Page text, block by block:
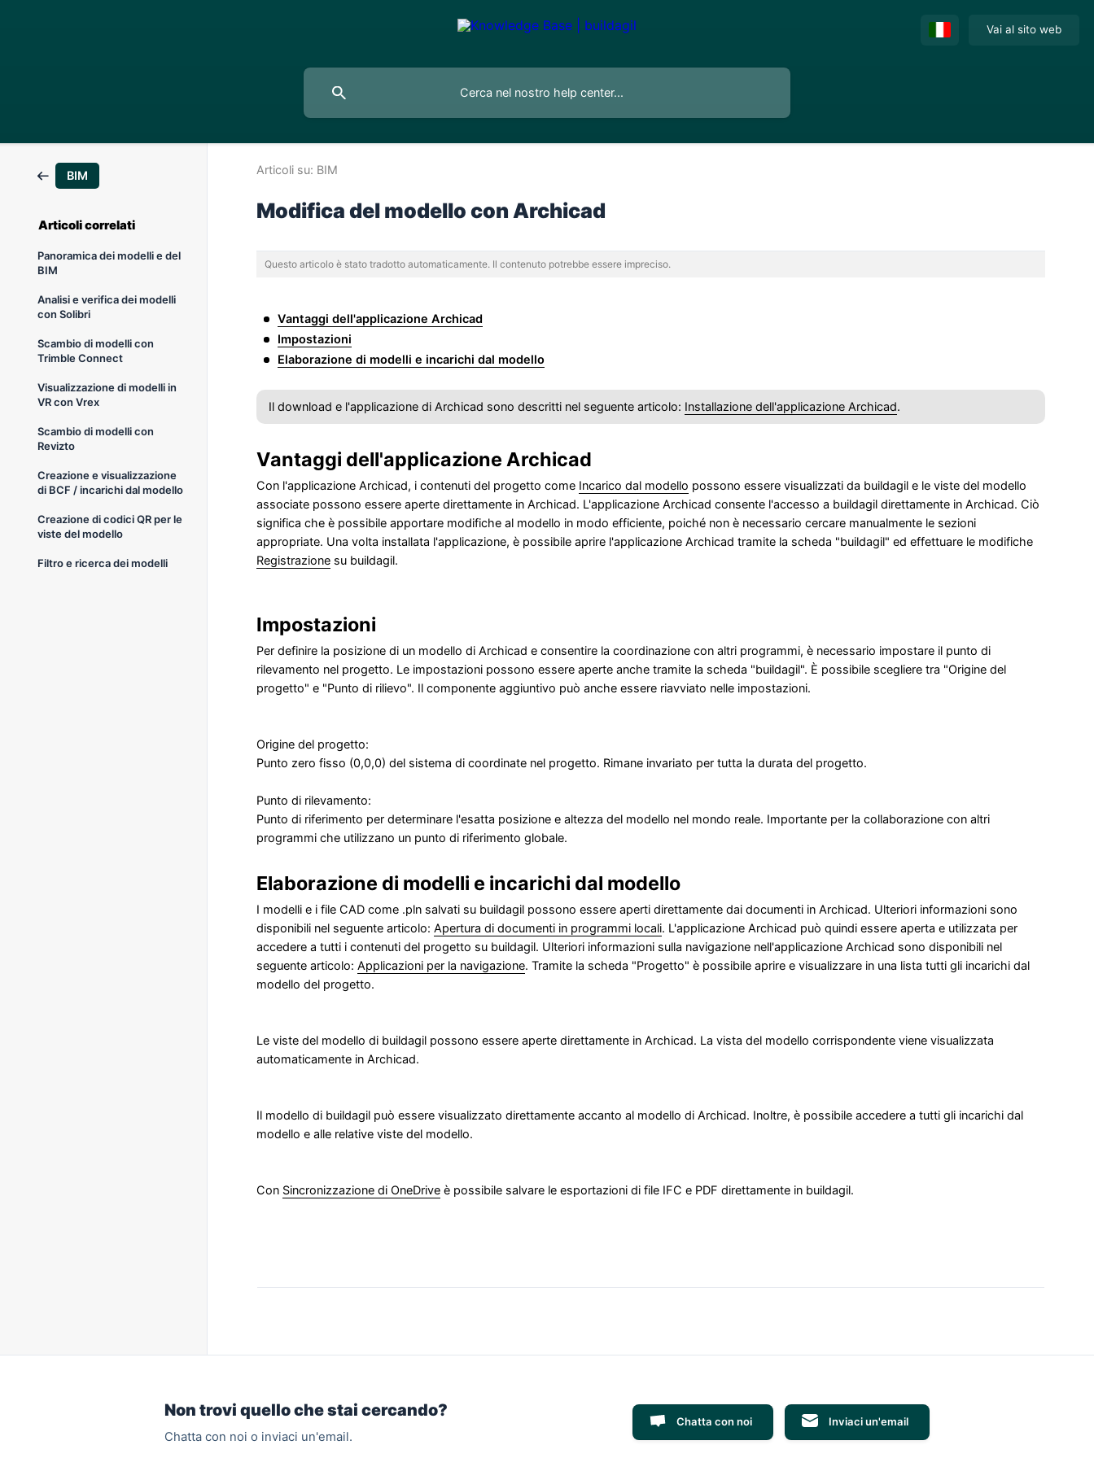
Vai al sito web
BIM
Articoli correlati
Panoramica dei modelli e del
BIM
Analisi e verifica dei modelli
con Solibri
Scambio di modelli con
Trimble Connect
Visualizzazione di modelli in
VR con Vrex
Scambio di modelli con
Revizto
Creazione e visualizzazione
di BCF / incarichi dal modello
Creazione di codici QR per le
viste del modello
Filtro e ricerca dei modelli
Articoli su: BIM
Modifica del modello con Archicad
Questo articolo è stato tradotto automaticamente. Il contenuto potrebbe essere impreciso.
Vantaggi dell'applicazione Archicad
Impostazioni
Elaborazione di modelli e incarichi dal modello
Il download e l'applicazione di Archicad sono descritti nel seguente articolo: Installazione dell'applicazione Archicad.
Vantaggi dell'applicazione Archicad
Con l'applicazione Archicad, i contenuti del progetto come Incarico dal modello possono essere visualizzati da buildagil e le viste del modello
associate possono essere aperte direttamente in Archicad. L'applicazione Archicad consente l'accesso a buildagil direttamente in Archicad. Ciò
significa che è possibile apportare modifiche al modello in modo efficiente, poiché non è necessario cercare manualmente le sezioni
appropriate. Una volta installata l'applicazione, è possibile aprire l'applicazione Archicad tramite la scheda "buildagil" ed effettuare le modifiche
Registrazione su buildagil.
Impostazioni
Per definire la posizione di un modello di Archicad e consentire la coordinazione con altri programmi, è necessario impostare il punto di
rilevamento nel progetto. Le impostazioni possono essere aperte anche tramite la scheda "buildagil". È possibile scegliere tra "Origine del
progetto" e "Punto di rilievo". Il componente aggiuntivo può anche essere riavviato nelle impostazioni.
Origine del progetto:
Punto zero fisso (0,0,0) del sistema di coordinate nel progetto. Rimane invariato per tutta la durata del progetto.
Punto di rilevamento:
Punto di riferimento per determinare l'esatta posizione e altezza del modello nel mondo reale. Importante per la collaborazione con altri
programmi che utilizzano un punto di riferimento globale.
Elaborazione di modelli e incarichi dal modello
I modelli e i file CAD come .pln salvati su buildagil possono essere aperti direttamente dai documenti in Archicad. Ulteriori informazioni sono
disponibili nel seguente articolo: Apertura di documenti in programmi locali. L'applicazione Archicad può quindi essere aperta e utilizzata per
accedere a tutti i contenuti del progetto su buildagil. Ulteriori informazioni sulla navigazione nell'applicazione Archicad sono disponibili nel
seguente articolo: Applicazioni per la navigazione. Tramite la scheda "Progetto" è possibile aprire e visualizzare in una lista tutti gli incarichi dal
modello del progetto.
Le viste del modello di buildagil possono essere aperte direttamente in Archicad. La vista del modello corrispondente viene visualizzata
automaticamente in Archicad.
Il modello di buildagil può essere visualizzato direttamente accanto al modello di Archicad. Inoltre, è possibile accedere a tutti gli incarichi dal
modello e alle relative viste del modello.
Con Sincronizzazione di OneDrive è possibile salvare le esportazioni di file IFC e PDF direttamente in buildagil.
Non trovi quello che stai cercando?
Chatta con noi o inviaci un'email.
Chatta con noi Inviaci un'email